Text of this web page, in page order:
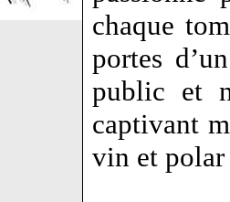
chaque
portes
public et
captivant
vin et